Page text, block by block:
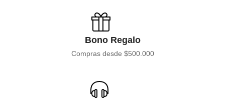
Bono Regalo
Compras desde $500.000